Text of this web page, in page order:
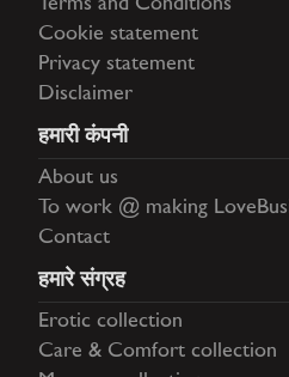
Terms and Conditions
Cookie statement
Privacy statement
Disclaimer
हमारी कंपनी
About us
To work @ making
Contact
हमारे संग्रह
Erotic collection
Care & Comfort collection